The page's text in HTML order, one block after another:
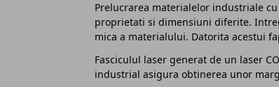
Prelucrarea materialelor industriale
proprietati si dimensiuni diferite.
mica a materialului. Datorita acestui
Fasciculul laser generat de un laser
industrial asigura obtinerea unor